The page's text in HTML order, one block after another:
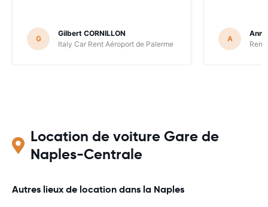
G
Gilbert CORNILLON
Italy Car Rent Aéroport de Palerme
A
Location de voiture Gare de
Naples-Centrale
Autres lieux de location dans la Naples